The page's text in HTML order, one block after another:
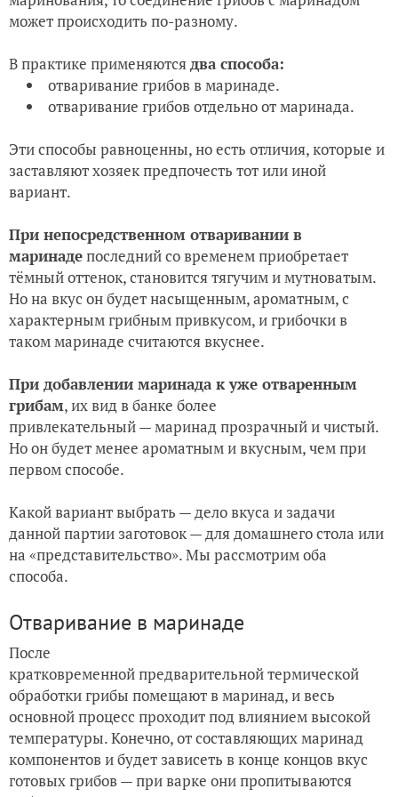
может происходить по-разному.
В практике применяютсядва способа:
отваривание грибов в маринаде.
отваривание грибов отдельно от маринада.
Эти способы равноценны, но есть отличия, которые и
заставляют хозяек предпочесть тот или иной
вариант.
При непосредственном отваривании в
маринадепоследний со временем приобретает
тёмный оттенок, становится тягучим и мутноватым.
Но на вкус он будет насыщенным, ароматным, с
характерным грибным привкусом, и грибочки в
таком маринаде считаются вкуснее.
При добавлении маринада к уже отваренным
грибам, их вид в банке более
привлекательный — маринад прозрачный и чистый.
Но он будет менее ароматным и вкусным, чем при
первом способе.
Какой вариант выбрать — дело вкуса и задачи
данной партии заготовок — для домашнего стола или
на «представительство». Мы рассмотрим оба
способа.
Отваривание в маринаде
После
кратковременной предварительной термической
обработки грибы помещают в маринад, и весь
основной процесс проходит под влиянием высокой
температуры. Конечно, от составляющих маринад
компонентов и будет зависеть в конце концов вкус
готовых грибов — при варке они пропитываются